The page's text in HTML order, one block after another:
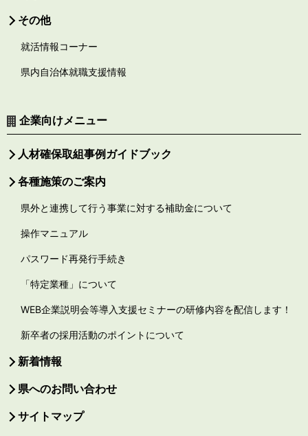
その他
就活情報コーナー
県内自治体就職支援情報
企業向けメニュー
人材確保取組事例ガイドブック
各種施策のご案内
県外と連携して行う事業に対する補助金について
操作マニュアル
パスワード再発行手続き
「特定業種」について
WEB企業説明会等導入支援セミナーの研修内容を配信します！
新卒者の採用活動のポイントについて
新着情報
県へのお問い合わせ
サイトマップ